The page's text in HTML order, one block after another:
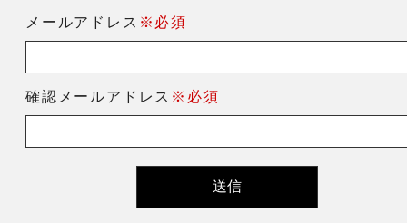
メールアドレス ※必須
確認メールアドレス ※必須